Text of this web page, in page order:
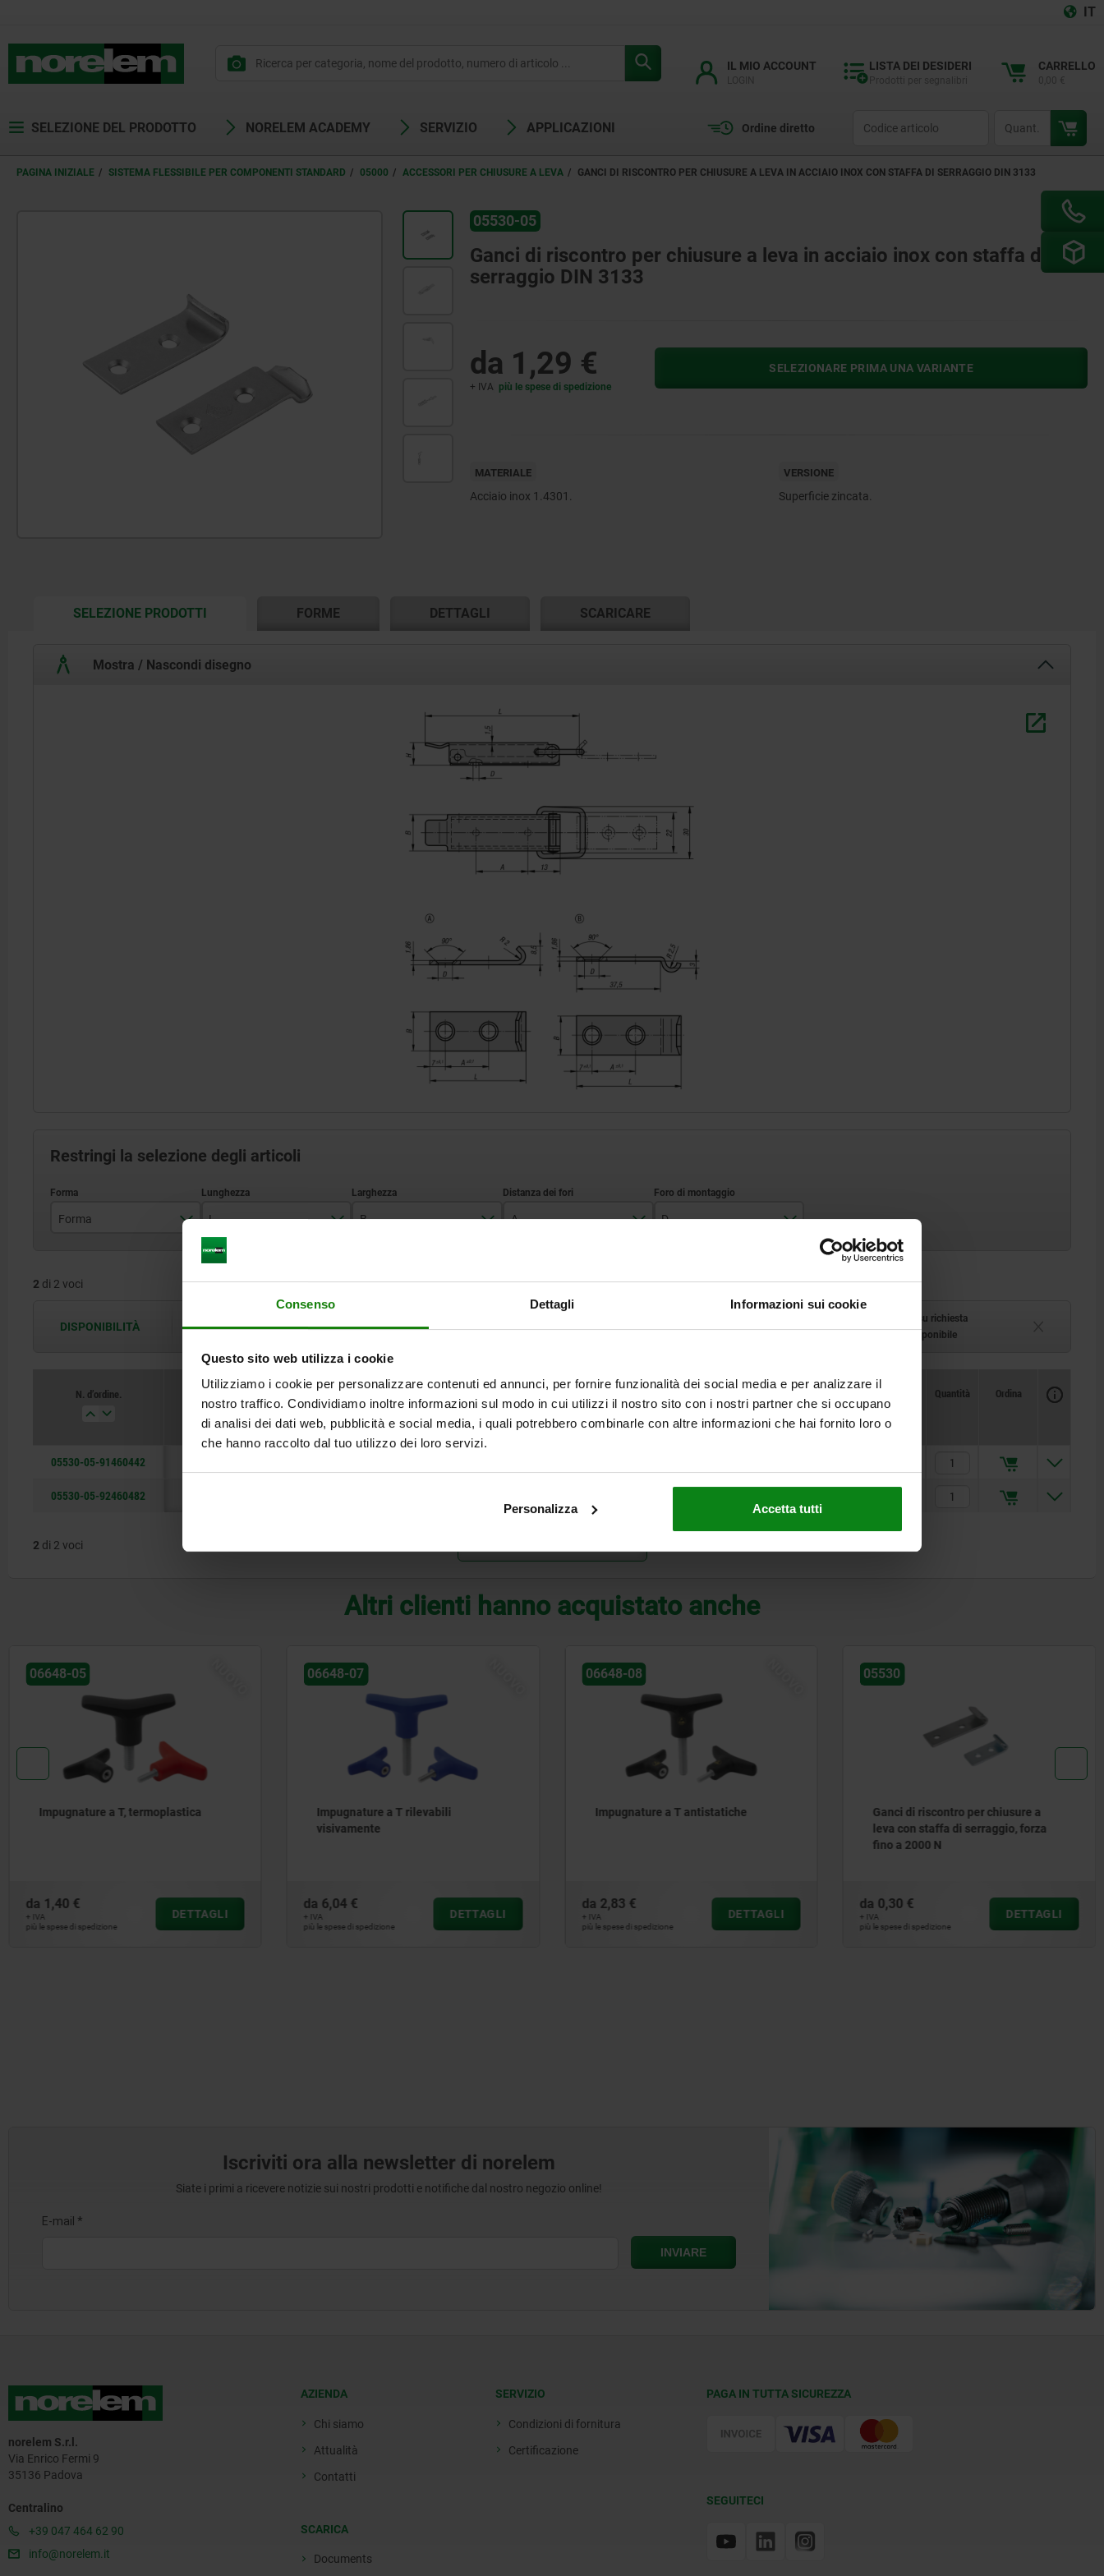
Consenso Dettagli Informazioni sui cookie
Questo sito web utilizza i cookie
Utilizziamo i cookie per personalizzare contenuti ed annunci, per fornire funzionalità dei social media e per analizzare il
nostro traffico. Condividiamo inoltre informazioni sul modo in cui utilizzi il nostro sito con i nostri partner che si occupano
di analisi dei dati web, pubblicità e social media, i quali potrebbero combinarle con altre informazioni che hai fornito loro o
che hanno raccolto dal tuo utilizzo dei loro servizi.
Personalizza Accetta tutti
IT
IL MIO ACCOUNT LISTA DEI DESIDERI CARRELLO
SELEZIONE DEL PRODOTTO NORELEM ACADEMY SERVIZIO APPLICAZIONI Ordine diretto
PAGINA INIZIALE SISTEMA FLESSIBILE PER COMPONENTI STANDARD 05000 ACCESSORI PER CHIUSURE A LEVA GANCI DI RISCONTRO PER CHIUSURE A LEVA IN ACCIAIO INOX CON STAFFA DI SERRAGGIO DIN 3133
05530-05
Ganci di riscontro per chiusure a leva in acciaio inox con staffa di
serraggio DIN 3133
da 1,29 €
+ IVA più le spese di spedizione
SELEZIONARE PRIMA UNA VARIANTE
MATERIALE
Acciaio inox 1.4301.
VERSIONE
Superficie zincata.
SELEZIONE PRODOTTI CURRENT
FORME DETTAGLI SCARICARE
Mostra / Nascondi disegno
Restringi la selezione degli articoli
Forma L
48
B A D
2 di 2 voci INGRANDISCI LA TABELLA
DISPONIBILITÀ Le disponibilità vengono aggiornate più volte al giorno a intervalli regolari.
Tempi di consegna su richiesta
Attualmente non disponibile
N. d’ordine.
Forma
L B A D
CAD
Disponibilità
Prezzo
Quantità Ordina
05530-05-91460442
05530-05-92460482
2 di 2 voci
Altri clienti hanno acquistato anche
06648-05
Impugnature a T, termoplastica
da 1,40 €
+ IVA
più le spese di spedizione
DETTAGLI
06648-07
Impugnature a T rilevabili
visivamente
da 6,04 €
+ IVA
più le spese di spedizione
DETTAGLI
06648-08
Impugnature a T antistatiche
da 2,83 €
+ IVA
più le spese di spedizione
DETTAGLI
05530
Ganci di riscontro per chiusure a
leva con staffa di serraggio, forza
fino a 2000 N
da 0,30 €
+ IVA
più le spese di spedizione
DETTAGLI
Iscriviti ora alla newsletter di norelem
Siate i primi a ricevere notizie sui nostri prodotti e notifiche dal nostro negozio online!
norelem S.r.l.
Via Enrico Fermi 9
35136 Padova
Centralino
+39 047 464 62 90
info@norelem.it
AZIENDA
Chi siamo
Attualità
Contatti
SCARICA
Documents
SERVIZIO
Condizioni di fornitura
Certificazione
PAGA IN TUTTA SICUREZZA
SEGUITECI